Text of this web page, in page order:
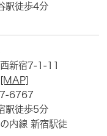
駅徒歩4分
新宿7-1-11
[MAP]
6767
駅徒歩5分
内線 新宿駅徒